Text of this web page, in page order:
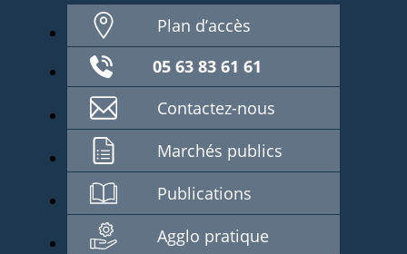
Plan d’accès
05 63 83 61 61
Contactez-nous
Marchés publics
Publications
Agglo pratique